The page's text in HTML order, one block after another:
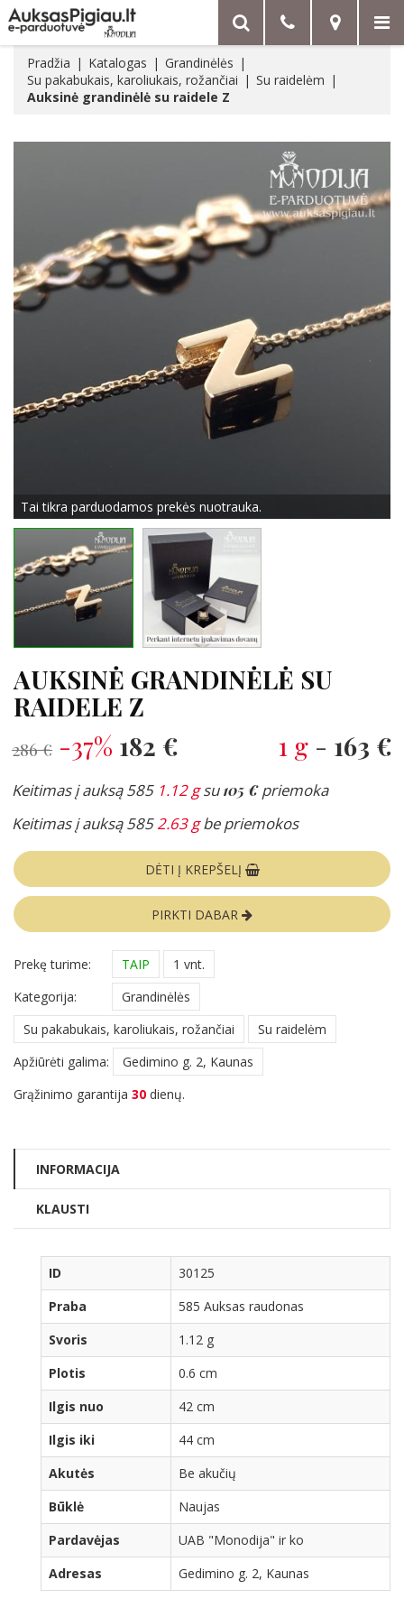
Pradžia Katalogas
Grandinėlės
Su pakabukais, karoliukais, rožančiai
Su raidelėm
Auksinė grandinėlė su raidele Z
Tai tikra parduodamos prekės nuotrauka.
AUKSINĖ GRANDINĖLĖ SU
RAIDELE Z
286 € -37% 182 € 1 g - 163 €
Keitimas į auksą 585 1.12 gsu105 €priemoka
Keitimas į auksą 5852.63 gbe priemokos
DĖTI Į KREPŠELĮ
PIRKTI DABAR
Prekę turime: TAIP
1 vnt.
Kategorija:
Grandinėlės
Su pakabukais, karoliukais, rožančiai
Su raidelėm
Apžiūrėti galima:
Gedimino g. 2, Kaunas
Grąžinimo garantija 30 dienų.
INFORMACIJA
KLAUSTI
ID
30125
Praba
585 Auksas raudonas
Svoris
1.12 g
Plotis
0.6 cm
Ilgis nuo
42 cm
Ilgis iki
44 cm
Akutės
Be akučių
Būklė
Naujas
Pardavėjas
UAB "Monodija" ir ko
Adresas
Gedimino g. 2, Kaunas